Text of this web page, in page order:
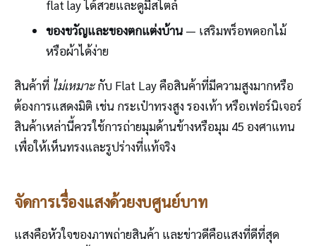
flat lay ได้สวยและดูมีสไตล์
ของขวัญและของตกแต่งบ้าน— เสริมพร็อพดอกไม้
หรือผ้าได้ง่าย
สินค้าที่ ไม่เหมาะกับ Flat Lay คือสินค้าที่มีความสูงมากหรือ
ต้องการแสดงมิติ เช่น กระเป๋าทรงสูง รองเท้า หรือเฟอร์นิเจอร์
สินค้าเหล่านี้ควรใช้การถ่ายมุมด้านข้างหรือมุม 45 องศาแทน
เพื่อให้เห็นทรงและรูปร่างที่แท้จริง
จัดการเรื่องแสงด้วยงบศูนย์บาท
แสงคือหัวใจของภาพถ่ายสินค้า และข่าวดีคือแสงที่ดีที่สุด